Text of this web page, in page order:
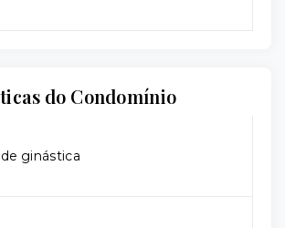
do Condomínio
ginástica